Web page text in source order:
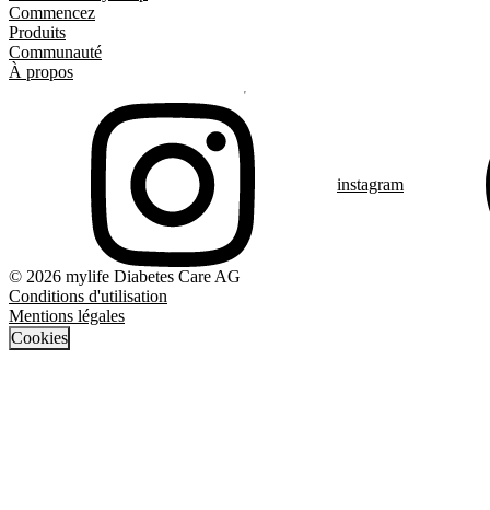
Commencez
Produits
Communauté
À propos
instagram
© 2026 mylife Diabetes Care AG
Conditions d'utilisation
Mentions légales
Cookies